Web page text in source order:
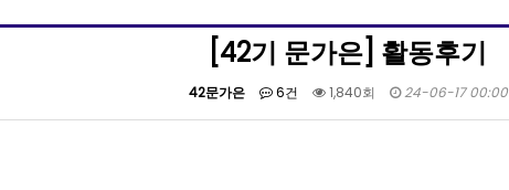
[42기 문가은] 활동후기
42문가은 6건 1,840회 24-06-17 00:00